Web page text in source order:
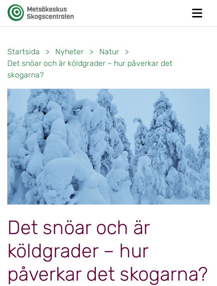
Startsida > Nyheter > Natur
>
Det snöar och är köldgrader – hur påverkar det
skogarna?
Det snöar och är
köldgrader – hur
påverkar det skogarna?